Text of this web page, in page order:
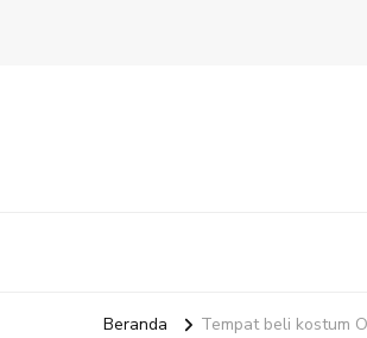
Beranda Tempat beli kostum